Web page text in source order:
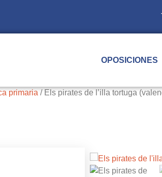
OPOSICIONES
primaria / Els pirates de l’illa tortuga